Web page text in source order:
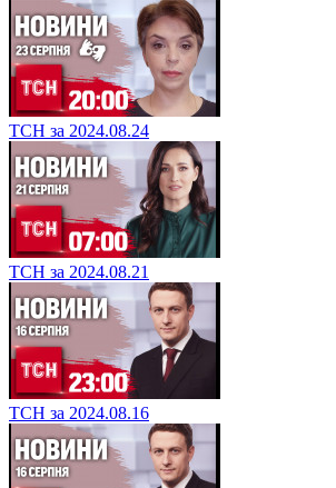
ТСН за 2024.08.24
ТСН за 2024.08.21
ТСН за 2024.08.16